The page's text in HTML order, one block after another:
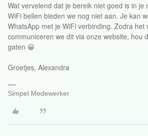
Wat vervelend dat je bereik niet goed is in je
WiFi bellen bieden we nog niet aan. Je kan
WhatsApp met je WiFi verbinding. Zodra het
communiceren we dit via onze website, hou
gaten 😀
Groetjes, Alexandra
Simpel Medewerker